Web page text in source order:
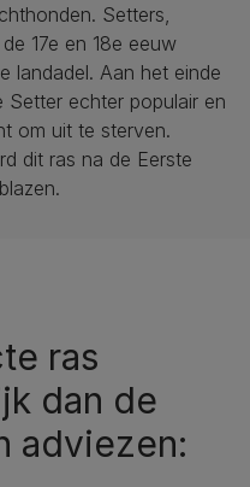
Setters,
17e en 18e eeuw
landadel. Aan het einde
echter populair en
om uit te sterven.
dit ras na de Eerste
ras
dan de
adviezen: